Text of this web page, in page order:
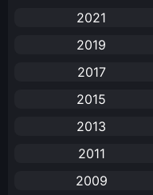
Animation การ์ตูน
Animation อนิเมะ
Animation แอนิเมชั่น
(25)
2021
2019
2017
2015
2013
2011
2009